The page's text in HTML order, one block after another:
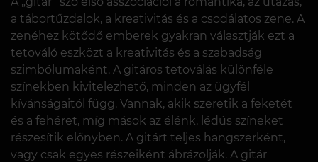
a tábortűzdalok, a kreativitás és a csodálatos zene. A
zenéhez kötődő emberek gyakran választják ezt a
tetováló eszközt a kreativitás és a szabadság
szimbólumaként. A gitáros tetoválás különféle
színekben kivitelezhető, minden az ügyfél
kívánságaitól függ. Vannak, akik szeretik a feketét
és a fehéret, míg mások az élénk, lédús színeket
részesítik előnyben. A gitárt teljes hangszerként,
vagy csak egyes részeiként ábrázolják. A gitár